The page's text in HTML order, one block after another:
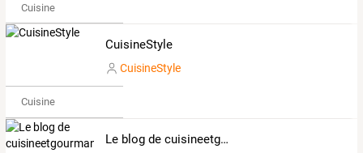
Cuisine
CuisineStyle
CuisineStyle
Cuisine
Le blog de cuisineetgourmandisedaurelie